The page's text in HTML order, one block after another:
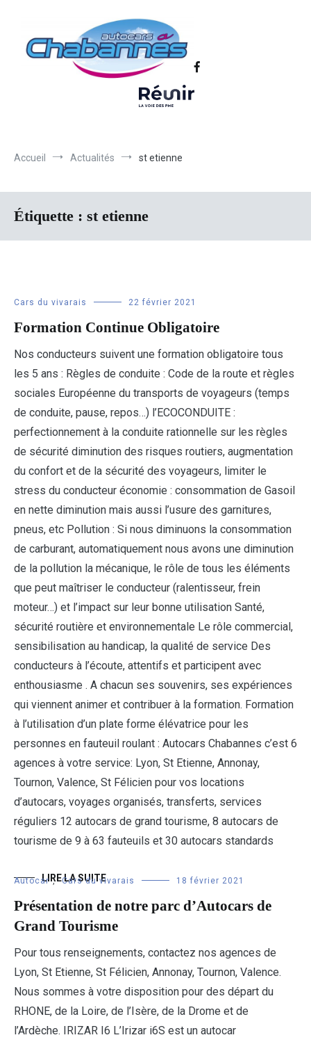
Autocars Chabannes | Transport en
Transport scolaire, Transports de personnel en Drôme Ardèche,
Transport touristique France et Europe
Accueil Actualités st etienne
Étiquette : st etienne
Cars du vivarais 22 février 2021
Formation Continue Obligatoire
Nos conducteurs suivent une formation obligatoire tous
les 5 ans : Règles de conduite : Code de la route et règles
sociales Européenne du transports de voyageurs (temps
de conduite, pause, repos…) l’ECOCONDUITE :
perfectionnement à la conduite rationnelle sur les règles
de sécurité diminution des risques routiers, augmentation
du confort et de la sécurité des voyageurs, limiter le
stress du conducteur économie : consommation de Gasoil
en nette diminution mais aussi l’usure des garnitures,
pneus, etc Pollution : Si nous diminuons la consommation
de carburant, automatiquement nous avons une diminution
de la pollution la mécanique, le rôle de tous les éléments
que peut maîtriser le conducteur (ralentisseur, frein
moteur…) et l’impact sur leur bonne utilisation Santé,
sécurité routière et environnementale Le rôle commercial,
sensibilisation au handicap, la qualité de service Des
conducteurs à l’écoute, attentifs et participent avec
enthousiasme . A chacun ses souvenirs, ses expériences
qui viennent animer et contribuer à la formation. Formation
à l’utilisation d’un plate forme élévatrice pour les
personnes en fauteuil roulant : Autocars Chabannes c’est 6
agences à votre service: Lyon, St Etienne, Annonay,
Tournon, Valence, St Félicien pour vos locations
d’autocars, voyages organisés, transferts, services
réguliers 12 autocars de grand tourisme, 8 autocars de
tourisme de 9 à 63 fauteuils et 30 autocars standards
LIRE LA SUITE
Autocar , Cars du vivarais 18 février 2021
Présentation de notre parc d’Autocars de
Grand Tourisme
Pour tous renseignements, contactez nos agences de
Lyon, St Etienne, St Félicien, Annonay, Tournon, Valence.
Nous sommes à votre disposition pour des départ du
RHONE, de la Loire, de l’Isère, de la Drome et de
l’Ardèche. IRIZAR I6 L’Irizar i6S est un autocar